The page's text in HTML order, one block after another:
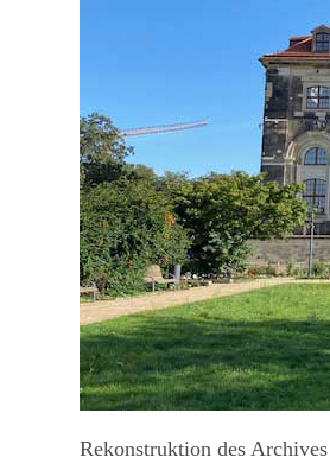
Rekonstruktion des